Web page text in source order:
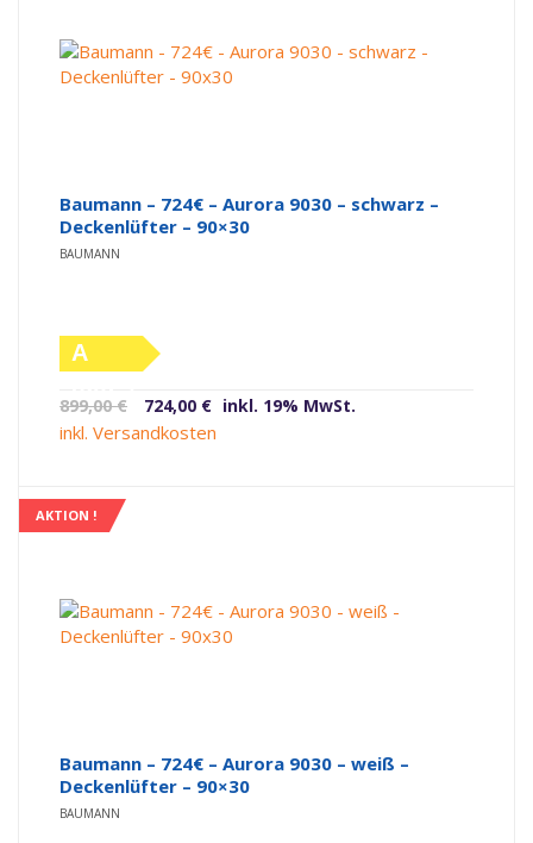
Baumann – 724€ – Aurora 9030 – schwarz –
Deckenlüfter – 90×30
BAUMANN
A
Label)
899,00€
Ursprünglicher
Preis
724,00 € Aktueller
inkl. 19% MwSt.
inkl. Versandkosten
AKTION !
Baumann – 724€ – Aurora 9030 – weiß –
Deckenlüfter – 90×30
BAUMANN